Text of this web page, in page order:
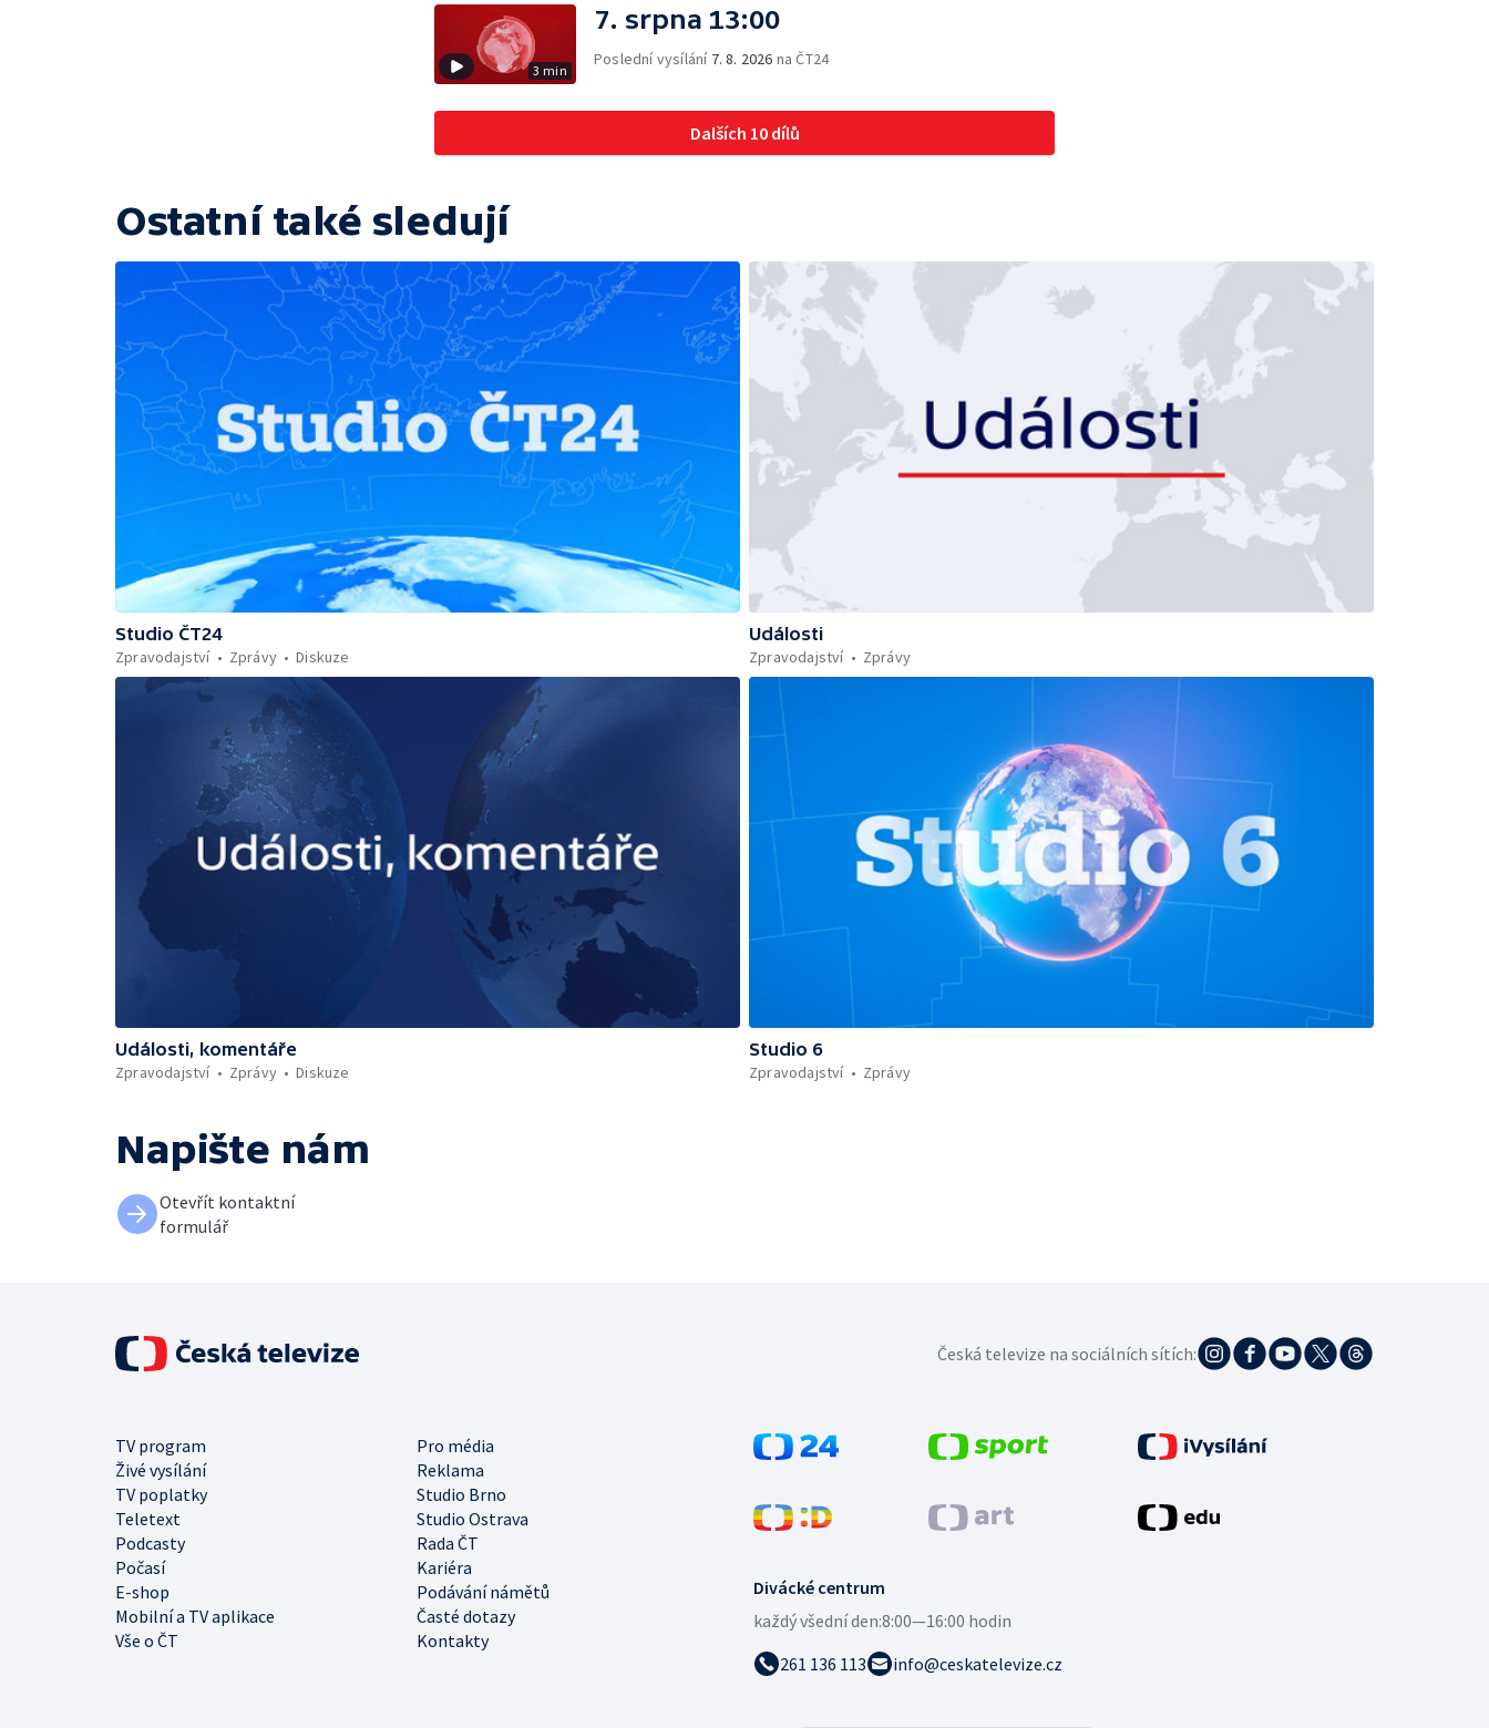
3 min
7. srpna 13:00
Poslední vysílání 7. 8. 2026 na ČT24
Dalších 10 dílů
Ostatní také sledují
Studio ČT24
Zpravodajství
Zprávy Diskuze
Události
Zpravodajství
Zprávy
Události, komentáře
Zpravodajství
Zprávy Diskuze
Studio 6
Zpravodajství
Zprávy
Napište nám
Otevřít kontaktní
formulář
Divácké centrum
každý všední den:8:00—16:00 hodin
261 136 113
info@ceskatelevize.cz
TV program
Pro média
Živé vysílání
Reklama
TV poplatky
Studio Brno
Teletext
Studio Ostrava
Podcasty
Rada ČT
Počasí
Kariéra
E-shop
Podávání námětů
Mobilní a TV aplikace
Časté dotazy
Vše o ČT
Kontakty
Česká televize na sociálních sítích: